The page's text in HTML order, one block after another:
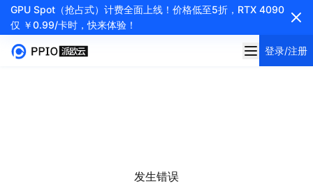
GPU Spot（抢占式）计费全面上线！价格低至5折，RTX 4090
仅 ￥0.99/卡时，快来体验！
登录/注册
发生错误